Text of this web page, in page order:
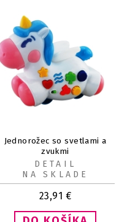
Jednorožec so svetlami a
zvukmi
23,91 €
DETAIL
NA SKLADE